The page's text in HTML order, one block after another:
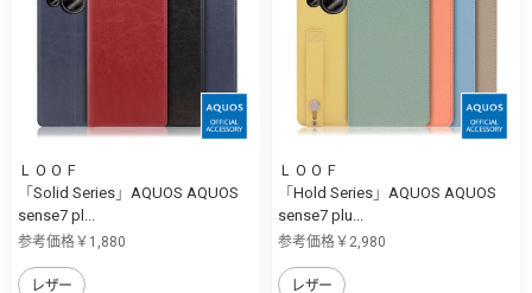
ＬＯＯＦ
「Solid Series」AQUOS AQUOS
sense7 pl...
参考価格￥1,880
レザー
ＬＯＯＦ
「Hold Series」AQUOS AQUOS
sense7 plu...
参考価格￥2,980
レザー